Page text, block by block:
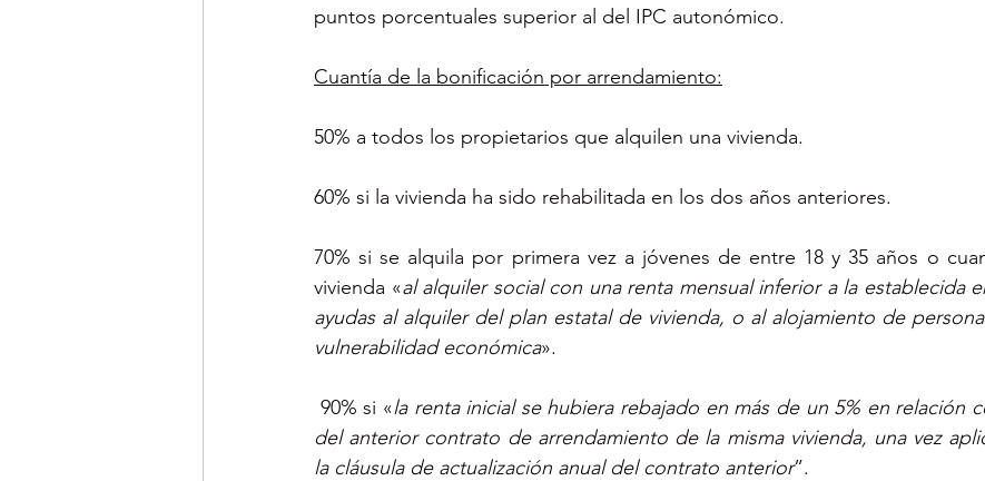
puntos porcentuales superior al del IPC autonómico.
Cuantía de la bonificación por arrendamiento:
50% a todos los propietarios que alquilen una vivienda.
60% si la vivienda ha sido rehabilitada en los dos años anteriores.
70% si se alquila por primera vez a jóvenes de entre 18 y 35 años o
vivienda «al alquiler social con una renta mensual inferior a la establecida
ayudas al alquiler del plan estatal de vivienda, o al alojamiento de
vulnerabilidad económica».
90% si «la renta inicial se hubiera rebajado en más de un 5% en relación
del anterior contrato de arrendamiento de la misma vivienda, una vez
la cláusula de actualización anual del contrato anterior”.